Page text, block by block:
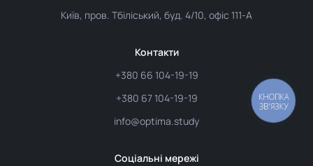
Київ, пров. Тбіліський, буд. 4/10, офіс 111-А
Контакти
+380 66 104-19-19
+380 67 104-19-19
info@optima.study
Соціальні мережі
КНОПКА
ЗВ'ЯЗКУ